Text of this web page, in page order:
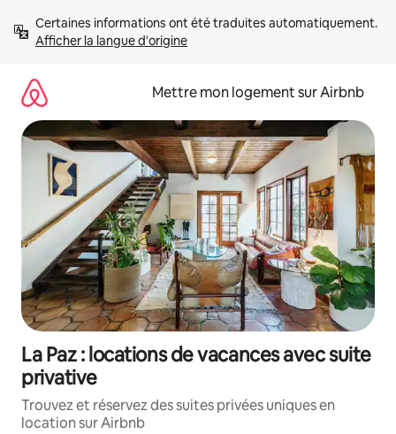
directement
Afficher la langue d'origine
Mettre mon logement sur Airbnb
La Paz : locations de vacances avec suite
privative
Trouvez et réservez des suites privées uniques en
location sur Airbnb